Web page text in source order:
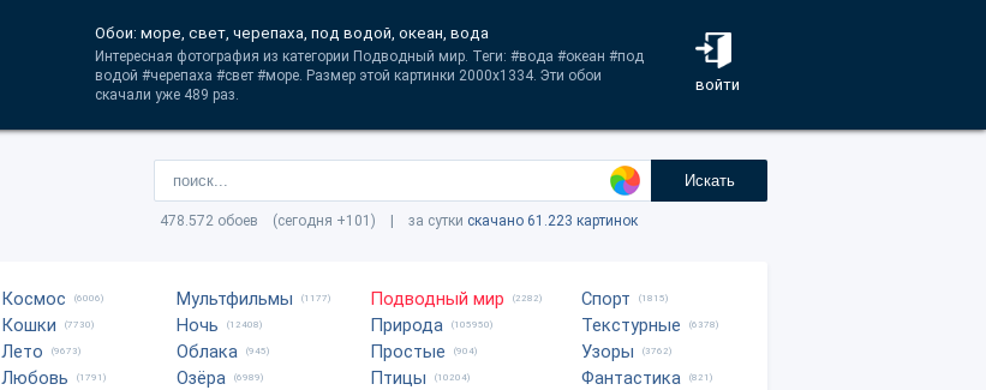
войти
Обои: море, свет, черепаха, под водой, океан, вода
Интересная фотография из категории Подводный мир. Теги: #вода #океан #под
водой #черепаха #свет #море. Размер этой картинки 2000x1334. Эти обои
скачали уже 489 раз.
Искать
478.572 обоев (сегодня +101) | за сутки скачано 61.223 картинок
Космос (6006)
Кошки (7730)
Лето (9673)
Любовь (1791)
Мультфильмы (1177)
Ночь (12408)
Облака (945)
Озёра (6989)
Подводный мир (2282)
Природа (105950)
Простые (904)
Птицы (10204)
Спорт (1815)
Текстурные (6378)
Узоры (3762)
Фантастика (821)